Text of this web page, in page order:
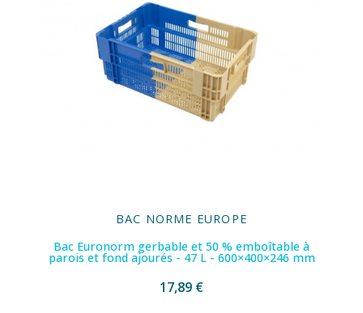
BAC NORME EUROPE
Bac Euronorm gerbable et 50 % emboîtable à
parois et fond ajourés - 47 L - 600×400×246 mm
17,89 €